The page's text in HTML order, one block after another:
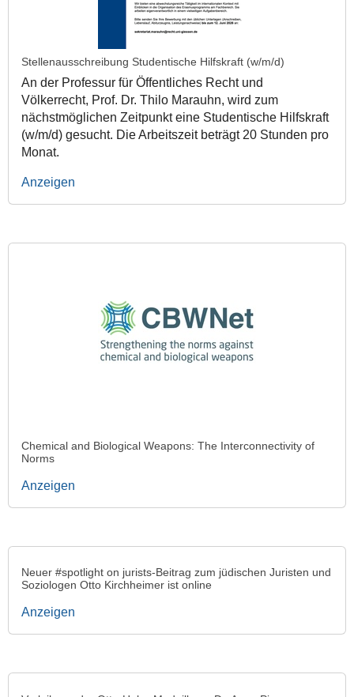
Stellenausschreibung Studentische Hilfskraft (w/m/d)
An der Professur für Öffentliches Recht und
Völkerrecht, Prof. Dr. Thilo Marauhn, wird zum
nächstmöglichen Zeitpunkt eine Studentische Hilfskraft
(w/m/d) gesucht. Die Arbeitszeit beträgt 20 Stunden pro
Monat.
Anzeigen
Chemical and Biological Weapons: The Interconnectivity of
Norms
Anzeigen
Neuer #spotlight on jurists-Beitrag zum jüdischen Juristen und
Soziologen Otto Kirchheimer ist online
Anzeigen